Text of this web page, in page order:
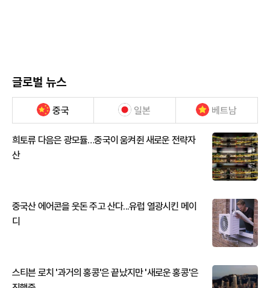
글로벌 뉴스
중국 일본 베트남
희토류 다음은 광모듈…중국이 움켜쥔 새로운 전략자
산
중국산 에어콘을 웃돈 주고 산다...유럽 열광시킨 메이
디
스티븐 로치 '과거의 홍콩'은 끝났지만 '새로운 홍콩'은